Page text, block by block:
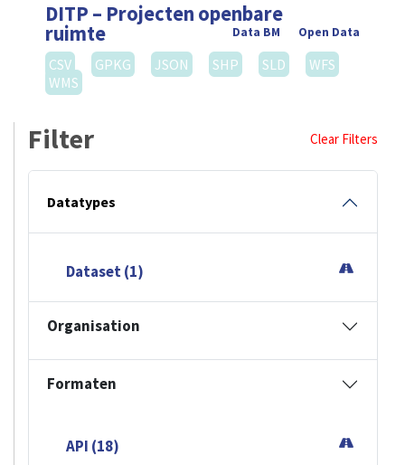
DITP – Projecten openbare
ruimte Open Data
Data BM
CSV GPKG JSON SHP SLD
WFS
WMS
Filter Clear Filters
Datatypes
Dataset (1)
Organisation
Formaten
API (18)